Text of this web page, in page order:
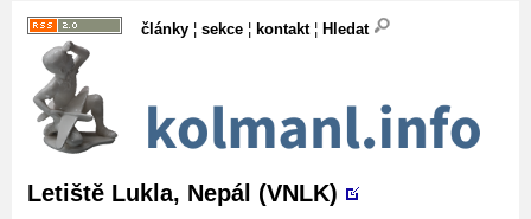
články ¦ sekce ¦ kontakt¦ Hledat
Letiště Lukla, Nepál (VNLK)